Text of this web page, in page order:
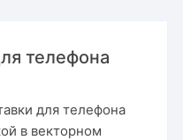
телефона
для телефона
в векторном